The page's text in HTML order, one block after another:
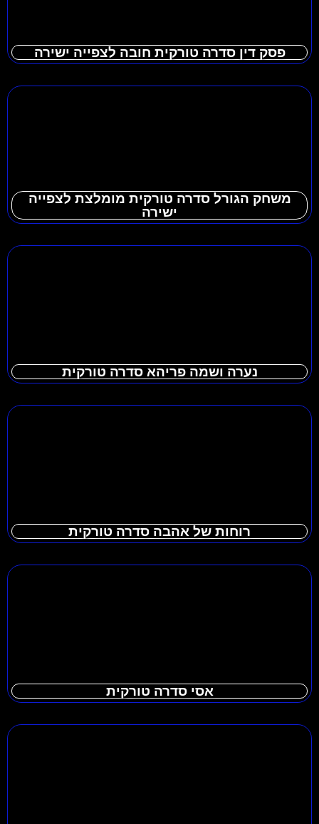
פסק דין סדרה טורקית חובה לצפייה ישירה
משחק הגורל סדרה טורקית מומלצת לצפייה
ישירה
נערה ושמה פריהא סדרה טורקית
רוחות של אהבה סדרה טורקית
אסי סדרה טורקית